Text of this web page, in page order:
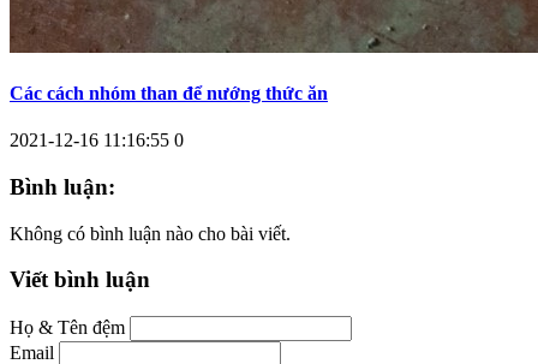
Các cách nhóm than để nướng thức ăn
2021-12-16 11:16:55 0
Bình luận:
Không có bình luận nào cho bài viết.
Viết bình luận
Họ & Tên đệm
Email